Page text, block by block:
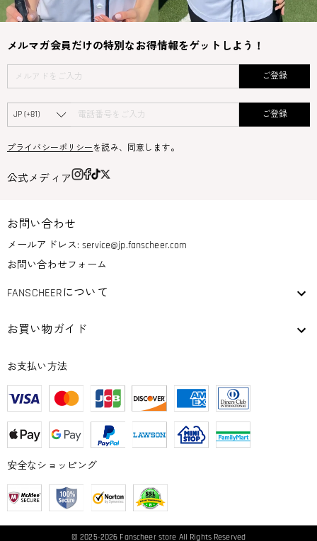
メルマガ会員だけの特別なお得情報をゲットしよう！
ご登録
ご登録
プライバシーポリシー を読み、同意します。
公式メディア
お問い合わせ
メールアドレス:service@jp.fanscheer.com
お問い合わせフォーム
FANSCHEERについて
お買い物ガイド
お支払い方法
安全なショッピング
© 2025-2026 Fanscheerstore All Rights Reserved